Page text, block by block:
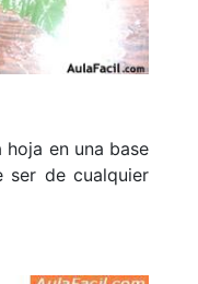
en una base
ser de cualquier